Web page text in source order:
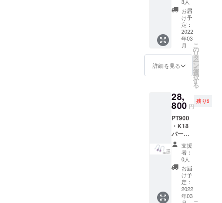
いこと
①購入
した理
由 ②ど
のよう
なデザ
インが
好きか
ゴット
のカケ
ラペン
ダント
K10
ネック
レス
0.50g以
上＜
チェー
＞ 職人
がイン
ゴット
から小
さくす
るため
ひとつ
ひとつ
表情の
違う一
点物に
なりま
す。
【早割
お届
け予
定：
2022
年03
月
詳細を見る
こ
の
リ
タ
ー
ン
を
選
択
す
る
28,
800 円
残り5
PT900
・K18
パープ
ルゴー
ルド
K10ピ
アス
（ペア
シェイ
プ）
【早割
支援
者：
0人
お届
け予
定：
2022
年03